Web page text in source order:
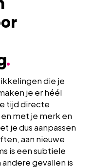
.
die je
je er héél
tijd directe
met je merk en
je dus aanpassen
aan nieuwe
is een subtiele
gevallen is